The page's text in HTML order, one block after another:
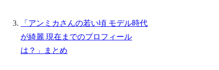
「アンミカさんの若い頃 モデル時代
が綺麗 現在までのプロフィール
は？」まとめ